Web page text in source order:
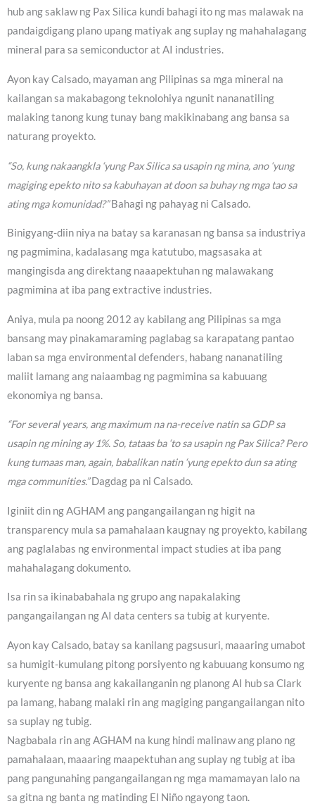
hub ang saklaw ng Pax Silica kundi bahagi ito ng mas malawak na
pandaigdigang plano upang matiyak ang suplay ng mahahalagang
mineral para sa semiconductor at AI industries.
Ayon kay Calsado, mayaman ang Pilipinas sa mga mineral na
kailangan sa makabagong teknolohiya ngunit nananatiling
malaking tanong kung tunay bang makikinabang ang bansa sa
naturang proyekto.
“So, kung nakaangkla ‘yung Pax Silica sa usapin ng mina, ano ‘yung
magiging epekto nito sa kabuhayan at doon sa buhay ng mga tao sa
ating mga komunidad?”Bahagi ng pahayag ni Calsado.
Binigyang-diin niya na batay sa karanasan ng bansa sa industriya
ng pagmimina, kadalasang mga katutubo, magsasaka at
mangingisda ang direktang naaapektuhan ng malawakang
pagmimina at iba pang extractive industries.
Aniya, mula pa noong 2012 ay kabilang ang Pilipinas sa mga
bansang may pinakamaraming paglabag sa karapatang pantao
laban sa mga environmental defenders, habang nananatiling
maliit lamang ang naiaambag ng pagmimina sa kabuuang
ekonomiya ng bansa.
“For several years, ang maximum na na-receive natin sa GDP sa
usapin ng mining ay 1%. So, tataas ba ‘to sa usapin ng Pax Silica? Pero
kung tumaas man, again, babalikan natin ‘yung epekto dun sa ating
mga communities.”Dagdag pa ni Calsado.
Iginiit din ng AGHAM ang pangangailangan ng higit na
transparency mula sa pamahalaan kaugnay ng proyekto, kabilang
ang paglalabas ng environmental impact studies at iba pang
mahahalagang dokumento.
Isa rin sa ikinababahala ng grupo ang napakalaking
pangangailangan ng AI data centers sa tubig at kuryente.
Ayon kay Calsado, batay sa kanilang pagsusuri, maaaring umabot
sa humigit-kumulang pitong porsiyento ng kabuuang konsumo ng
kuryente ng bansa ang kakailanganin ng planong AI hub sa Clark
pa lamang, habang malaki rin ang magiging pangangailangan nito
sa suplay ng tubig.
Nagbabala rin ang AGHAM na kung hindi malinaw ang plano ng
pamahalaan, maaaring maapektuhan ang suplay ng tubig at iba
pang pangunahing pangangailangan ng mga mamamayan lalo na
sa gitna ng banta ng matinding El Niño ngayong taon.